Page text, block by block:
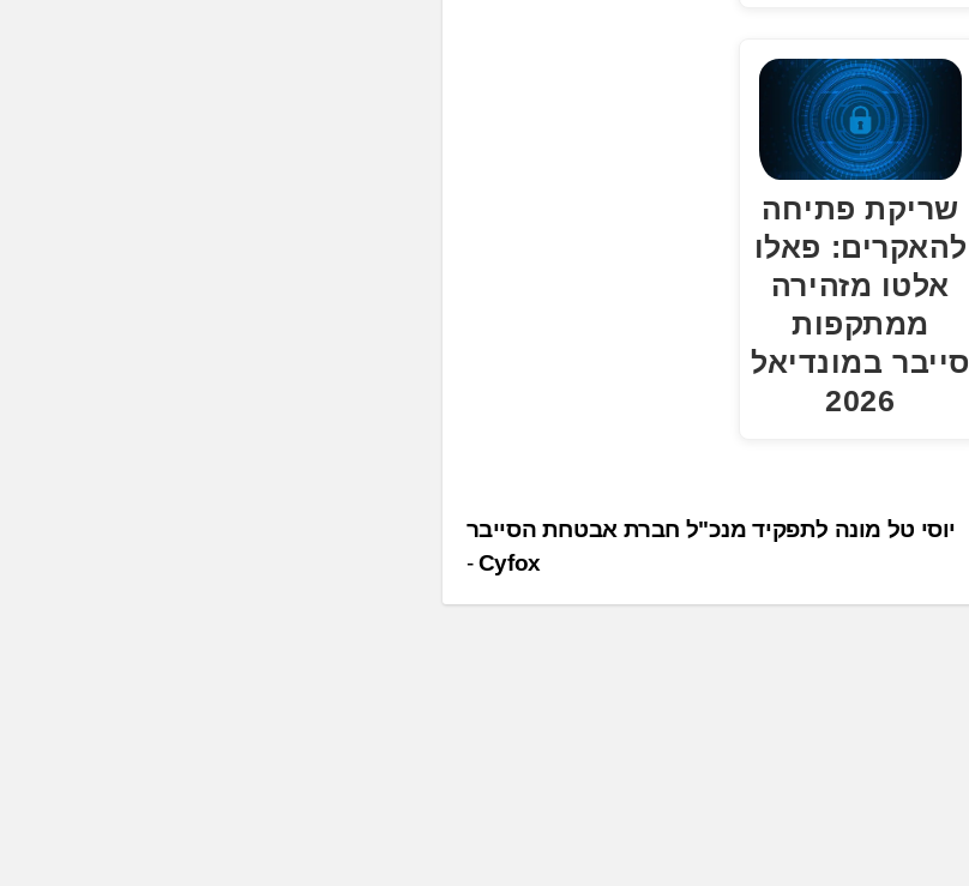
שריקת פתיחה
להאקרים: פאלו
אלטו מזהירה
ממתקפות
סייבר במונדיאל
2026
יוסי טל מונה לתפקיד מנכ"ל חברת אבטחת הסייבר
Cyfox